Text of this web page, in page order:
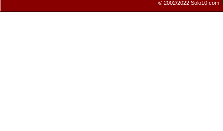
© 2002/2022 Solo10.com